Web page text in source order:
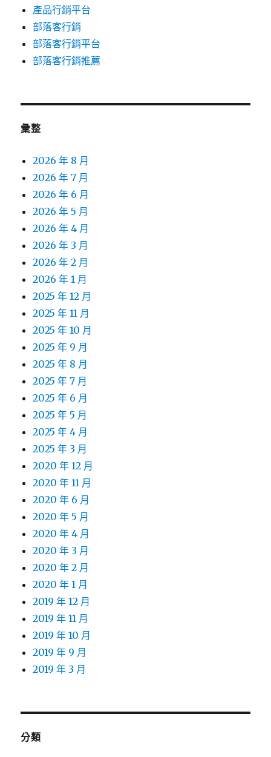
產品行銷平台
部落客行銷
部落客行銷平台
部落客行銷推薦
彙整
2026 年 8 月
2026 年 7 月
2026 年 6 月
2026 年 5 月
2026 年 4 月
2026 年 3 月
2026 年 2 月
2026 年 1 月
2025 年 12 月
2025 年 11 月
2025 年 10 月
2025 年 9 月
2025 年 8 月
2025 年 7 月
2025 年 6 月
2025 年 5 月
2025 年 4 月
2025 年 3 月
2020 年 12 月
2020 年 11 月
2020 年 6 月
2020 年 5 月
2020 年 4 月
2020 年 3 月
2020 年 2 月
2020 年 1 月
2019 年 12 月
2019 年 11 月
2019 年 10 月
2019 年 9 月
2019 年 3 月
分類